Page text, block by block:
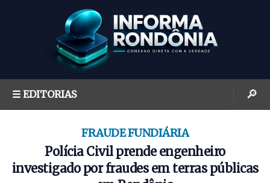
☰ EDITORIAS 🔎
FRAUDE FUNDIÁRIA
Polícia Civil prende engenheiro
investigado por fraudes em terras públicas